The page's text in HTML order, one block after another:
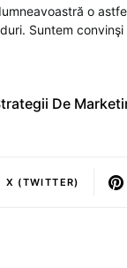
o
Suntem
De
X (TWITTER)